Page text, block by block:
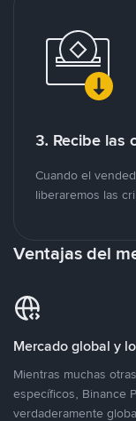
3. Recibe las
Cuando el
liberaremos las
Ventajas del
Mercado global y
Mientras muchas
específicos, Binance
verdaderamente